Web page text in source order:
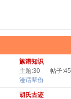
族谱知识
主题:30
帖子:45
漫话辈份
胡氏古迹